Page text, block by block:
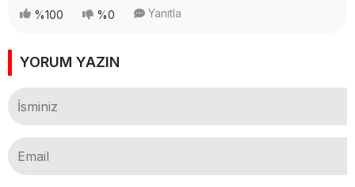
%100 %0 Yanıtla
YORUM YAZIN